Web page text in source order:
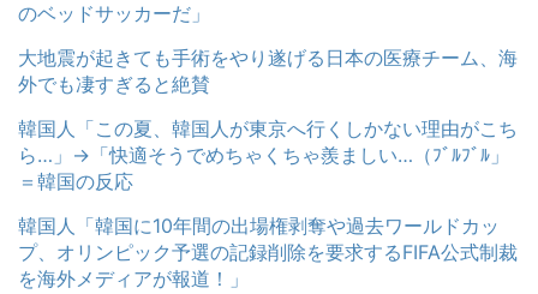
のベッドサッカーだ」
大地震が起きても手術をやり遂げる日本の医療チーム、海
外でも凄すぎると絶賛
韓国人「この夏、韓国人が東京へ行くしかない理由がこち
ら…」→「快適そうでめちゃくちゃ羨ましい…（ﾌﾞﾙﾌﾞﾙ」
＝韓国の反応
韓国人「韓国に10年間の出場権剥奪や過去ワールドカッ
プ、オリンピック予選の記録削除を要求するFIFA公式制裁
を海外メディアが報道！」